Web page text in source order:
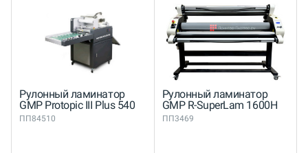
Рулонный ламинатор
GMP Protopic III Plus 540
ПП84510
Рулонный ламинатор
GMP R-SuperLam 1600H
ПП3469